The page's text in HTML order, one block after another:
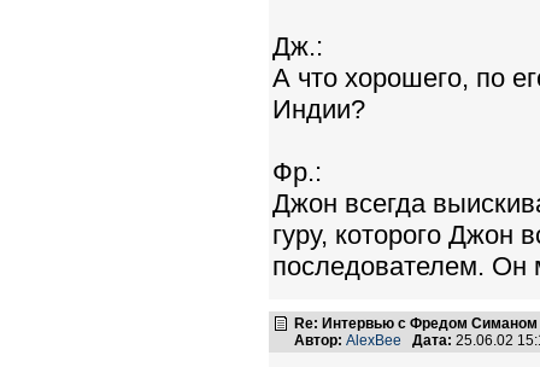
Дж.:
А что хорошего, по
Индии?
Фр.:
Джон всегда
гуру, которого Джон
последователем. Он
Re: Интервью с Фредом Симаном
Автор: AlexBee Дата: 25.06.02